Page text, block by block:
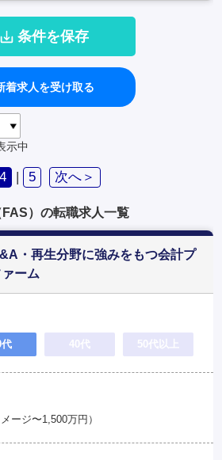
条件を保存
着求人を受け取る
示中
4 | 5 次へ＞
）の転職求人一覧
・再生分野に強みをもつ会計プ
ーム
40代 50代以上
ージ〜1,500万円）